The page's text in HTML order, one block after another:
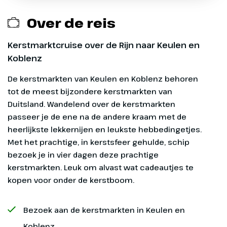
Over de reis
Kerstmarktcruise over de Rijn naar Keulen en
Koblenz
De kerstmarkten van Keulen en Koblenz behoren
tot de meest bijzondere kerstmarkten van
Duitsland. Wandelend over de kerstmarkten
passeer je de ene na de andere kraam met de
heerlijkste lekkernijen en leukste hebbedingetjes.
Met het prachtige, in kerstsfeer gehulde, schip
bezoek je in vier dagen deze prachtige
kerstmarkten. Leuk om alvast wat cadeautjes te
kopen voor onder de kerstboom.
Bezoek aan de kerstmarkten in Keulen en
Dag 1
Arnhem - Keulen
19.00 uur starten we de motoren
Drankenpakket (aan boord te boeken en te
Verzekeringen
Eventuele fooien
Vanaf-prijs
De vanaf-prijs is op basis van een tweepersoonshut